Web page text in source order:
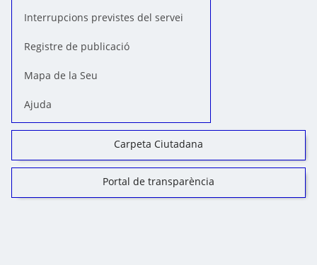
Interrupcions previstes del servei
Registre de publicació
Mapa de la Seu
Ajuda
Carpeta Ciutadana
Portal de transparència